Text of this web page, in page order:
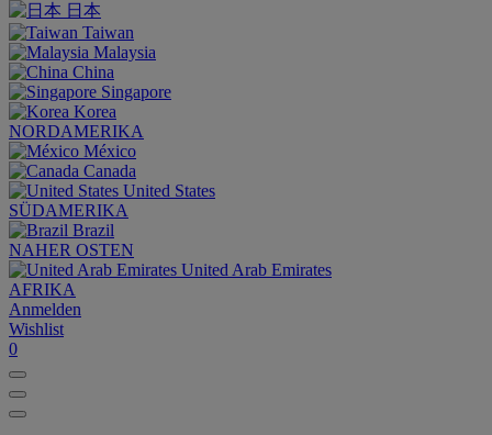
日本
Taiwan
Malaysia
China
Singapore
Korea
NORDAMERIKA
México
Canada
United States
SÜDAMERIKA
Brazil
NAHER OSTEN
United Arab Emirates
AFRIKA
Anmelden
Wishlist
0